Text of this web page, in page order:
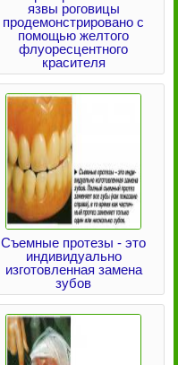
язвы роговицы
продемонстрировано с
помощью желтого
флуоресцентного
красителя
Съемные протезы - это
индивидуально
изготовленная замена
зубов